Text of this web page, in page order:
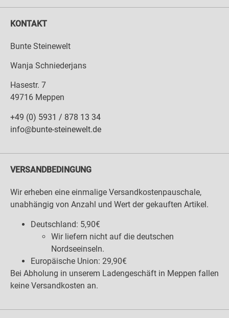
KONTAKT
Bunte Steinewelt
Wanja Schniederjans
Hasestr. 7
49716 Meppen
+49 (0) 5931 / 878 13 34
info@bunte-steinewelt.de
VERSANDBEDINGUNG
Wir erheben eine einmalige Versandkostenpauschale,
unabhängig von Anzahl und Wert der gekauften Artikel.
Deutschland: 5,90€
Wir liefern nicht auf die deutschen
Nordseeinseln.
Europäische Union: 29,90€
Bei Abholung in unserem Ladengeschäft in Meppen fallen
keine Versandkosten an.